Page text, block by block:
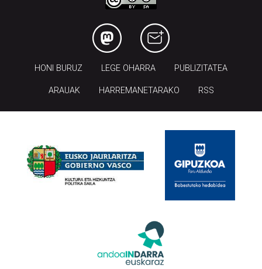
HONI BURUZ LEGE OHARRA PUBLIZITATEA
ARAUAK HARREMANETARAKO RSS